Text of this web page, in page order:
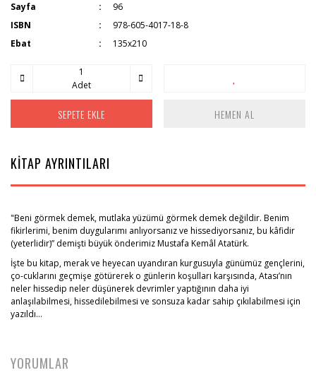
Sayfa
96
ISBN
978-605-4017-18-8
Ebat
135x210
Adet
SEPETE EKLE HEMEN AL
KİTAP AYRINTILARI
"Beni görmek demek, mutlaka yüzümü görmek demek değildir. Benim
fikirlerimi, benim duygularımı anlıyorsanız ve hissediyorsanız, bu kâfidir
(yeterlidir)” demişti büyük önderimiz Mustafa Kemâl Atatürk.
İşte bu kitap, merak ve heyecan uyandıran kurgusuyla günümüz gençlerini,
ço-cuklarını geçmişe götürerek o günlerin koşulları karşısında, Atası’nın
neler hissedip neler düşünerek devrimler yaptığının daha iyi
anlaşılabilmesi, hissedilebilmesi ve sonsuza kadar sahip çıkılabilmesi için
yazıldı…
YORUMLAR